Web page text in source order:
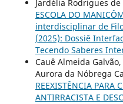
Jardélia Rodrigues de
ESCOLA DO
interdisciplinar de
(2025): Dossiê
Tecendo Saberes
Cauê Almeida
Aurora da Nóbrega
REEXISTÊNCIA PARA
ANTIRRACISTA E